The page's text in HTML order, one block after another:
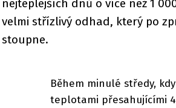
nejteplejších dnů o více než 1
velmi střízlivý odhad, který po
stoupne.
Během minulé středy,
teplotami přesahujícími